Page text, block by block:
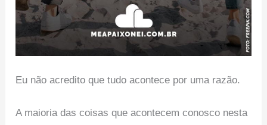
Eu não acredito que tudo acontece por uma razão.
A maioria das coisas que acontecem conosco nesta